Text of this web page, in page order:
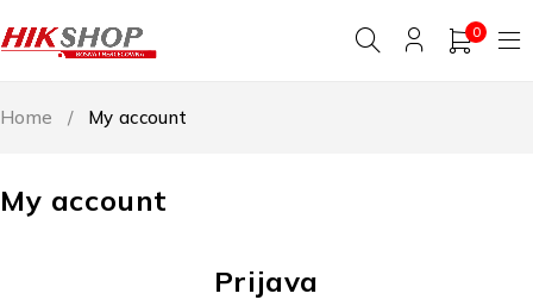
0
My account
Home / My account
Prijava